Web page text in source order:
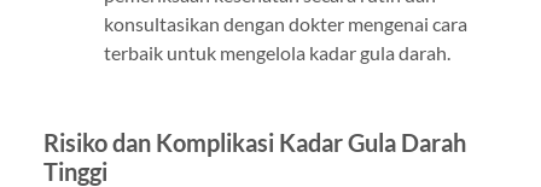
konsultasikan dengan dokter mengenai cara
terbaik untuk mengelola kadar gula darah.
Risiko dan Komplikasi Kadar Gula Darah
Tinggi